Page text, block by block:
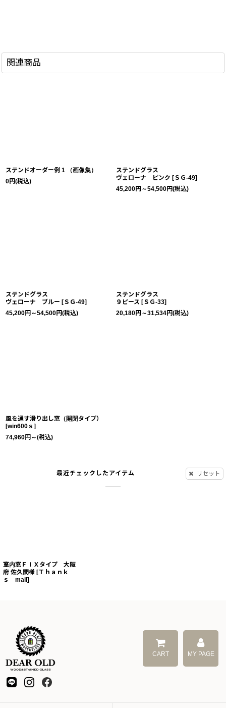
関連商品
ステンドオーダー例 1 （画像集）
0円(税込)
ステンドグラス
ヴェローナ ピンク [ＳＧ-49]
45,200円 ～54,500円(税込)
ステンドグラス
ヴェローナ ブルー [ＳＧ-49]
45,200円 ～54,500円(税込)
ステンドグラス
９ピース [ＳＧ-33]
20,180円 ～31,534円(税込)
風を通す滑り出し窓（開閉タイプ）
[win600ｓ ]
74,960円 ～(税込)
最近チェックしたアイテム リセット
室内窓ＦＩＸタイプ 大阪
府 佐久間様 [Ｔｈａｎｋ
ｓ mail ]
CART MY PAGE